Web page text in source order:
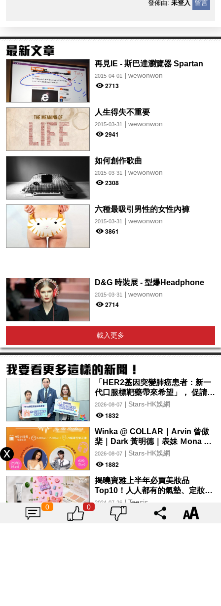
發佈由: 未登入 留言
再見IE - 斯巴達瀏覽器 Spartan
2015-04-01 | wewonwon
2713
人生得失不重要
2015-03-31 | wewonwon
2941
如何創作歌曲
2015-03-31 | wewonwon
2308
六種最吸引男性的女性內褲
2015-03-31 | wewonwon
3861
D&G 時裝展 - 型爆Headphone
2015-03-31 | wewonwon
2714
載入更多
「HER2基因突變肺癌患者：新一
代口服標靶藥帶來希望」， 促請政
府加快納入藥物名冊，助患者及早
受惠
2026-08-07| Stars-HK娛網
1832
Winka @ COLLAR｜Arvin 曾傲
棐｜Dark 黃明德｜表妹 Ｍona 8
月29日起登陸L5維港空中花園 |
wwwtc mall 首度呈獻「Music
2026-08-07| Stars-HK娛網
1882
揭曉寶雅上半年必買美妝品
Top10！人人都有的氣墊、定妝噴
霧、保養品～幫你找到最值得入手
的好物♡
2024-07-26| Tagsis
6918
0 0